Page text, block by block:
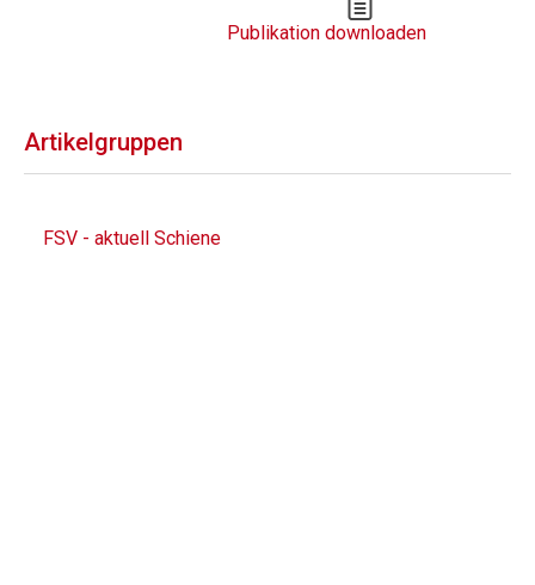
Publikation downloaden
Artikelgruppen
FSV - aktuell Schiene